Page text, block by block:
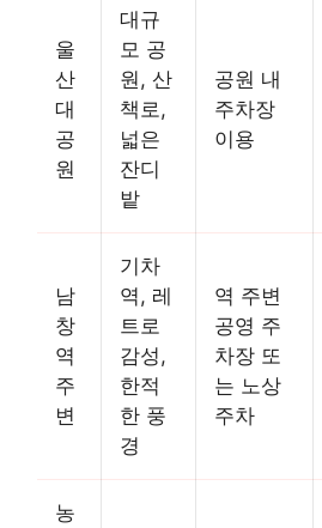
울
산
대
공
원
대규
모 공
원, 산
책로,
넓은
잔디
밭
공원 내
주차장
이용
남
창
역
주
변
기차
역, 레
트로
감성,
한적
한 풍
경
역 주변
공영 주
차장 또
는 노상
주차
농